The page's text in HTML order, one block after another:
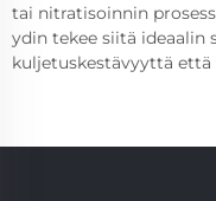
tai nitratisoinnin
ydin tekee siitä ideaalin
kuljetuskestävyyttä